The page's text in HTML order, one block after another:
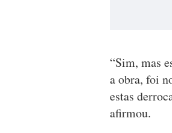
“Sim, mas
a obra, foi
estas
afirmou.